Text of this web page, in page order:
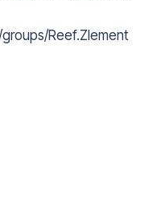
Reef.Zlement